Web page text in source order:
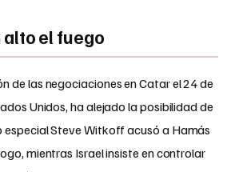
alto el fuego
de las negociaciones en Catar el 24 de
Unidos, ha alejado la posibilidad de
especial Steve Witkoff acusó a Hamás
mientras Israel insiste en controlar